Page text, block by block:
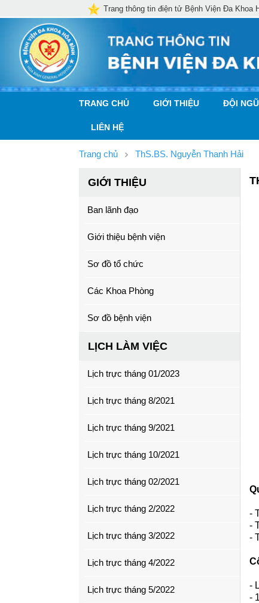
Trang thông tin điện tử Bệnh Viện Đa Khoa
TRANG CHỦ GIỚI THIỆU ĐỘI
LIÊN HỆ
Trang chủ ThS.BS. Nguyễn Thanh Hải
GIỚI THIỆU
Ban lãnh đạo
Giới thiệu bệnh viện
Sơ đồ tổ chức
Các Khoa Phòng
Sơ đồ bệnh viện
LỊCH LÀM VIỆC
Lịch trực tháng 01/2023
Lịch trực tháng 8/2021
Lịch trực tháng 9/2021
Lịch trực tháng 10/2021
Lịch trực tháng 02/2021
Lịch trực tháng 2/2022
Lịch trực tháng 3/2022
Lịch trực tháng 4/2022
Lịch trực tháng 5/2022
-
-
-
-
-